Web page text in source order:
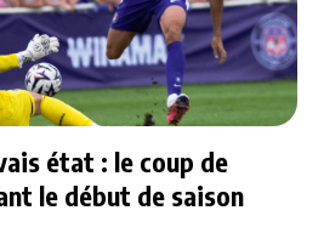
état : le coup de
le début de saison